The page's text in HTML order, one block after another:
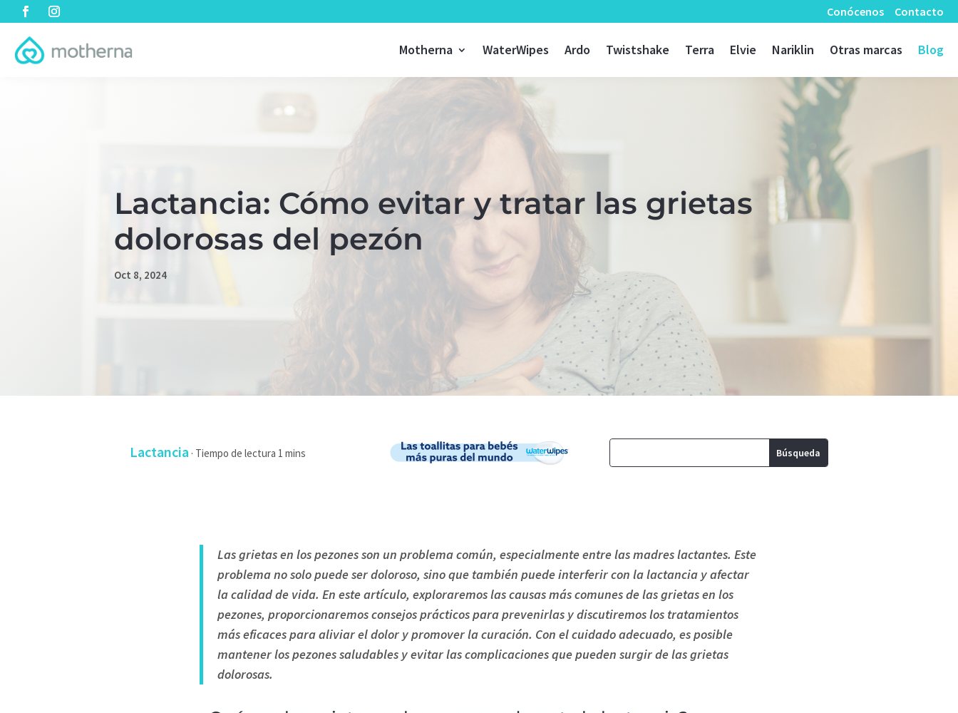
Conócenos Contacto
Motherna WaterWipes Ardo Twistshake Terra Elvie Nariklin Otras marcas Blog
Lactancia: Cómo evitar y tratar las grietas
dolorosas del pezón
Oct 8, 2024
Lactancia ·
Las grietas en los pezones son un problema común, especialmente entre las madres lactantes. Este
problema no solo puede ser doloroso, sino que también puede interferir con la lactancia y afectar
la calidad de vida. En este artículo, exploraremos las causas más comunes de las grietas en los
pezones, proporcionaremos consejos prácticos para prevenirlas y discutiremos los tratamientos
más eficaces para aliviar el dolor y promover la curación. Con el cuidado adecuado, es posible
mantener los pezones saludables y evitar las complicaciones que pueden surgir de las grietas
dolorosas.